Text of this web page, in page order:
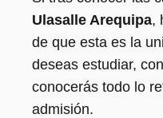
Ulasalle Arequipa,
de que esta es la
deseas estudiar,
conocerás todo lo
admisión.